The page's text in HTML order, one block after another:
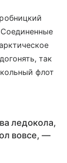
так
флот
ледокола,
вовсе, —